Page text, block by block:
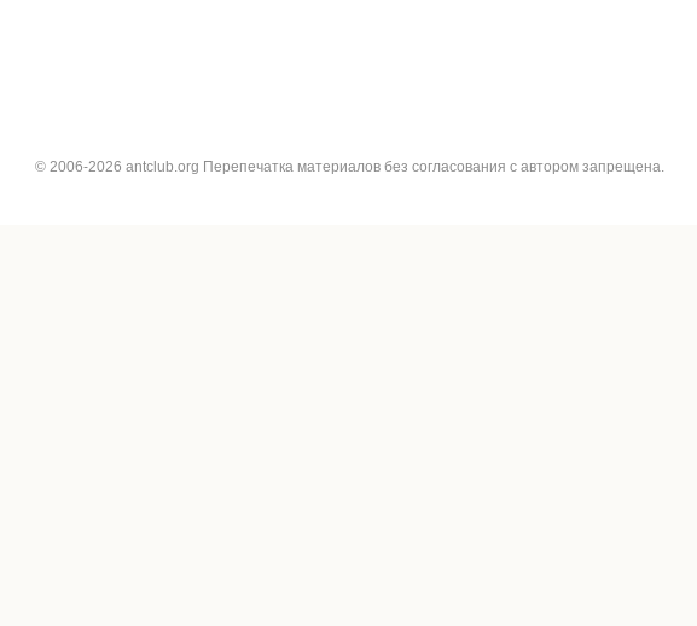
© 2006-2026 antclub.org Перепечатка материалов без согласования с автором запрещена.